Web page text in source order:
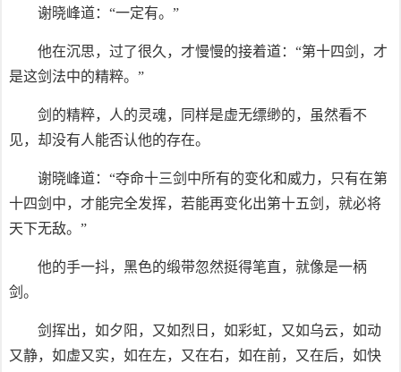
谢晓峰道：“一定有。”
他在沉思，过了很久，才慢慢的接着道：“第十四剑，才
是这剑法中的精粹。”
剑的精粹，人的灵魂，同样是虚无缥缈的，虽然看不
见，却没有人能否认他的存在。
谢晓峰道：“夺命十三剑中所有的变化和威力，只有在第
十四剑中，才能完全发挥，若能再变化出第十五剑，就必将
天下无敌。”
他的手一抖，黑色的缎带忽然挺得笔直，就像是一柄
剑。
剑挥出，如夕阳，又如烈日，如彩虹，又如乌云，如动
又静，如虚又实，如在左，又在右，如在前，又在后，如快